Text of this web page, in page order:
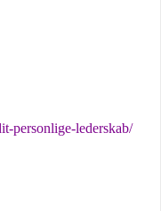
personlige-lederskab/